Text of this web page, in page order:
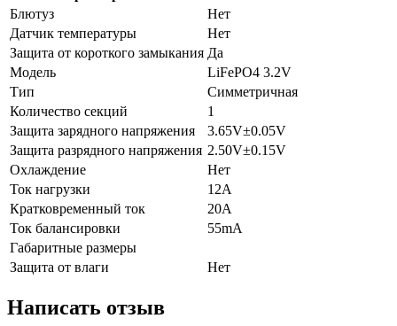
Блютуз
Нет
Датчик температуры
Нет
Защита от короткого замыкания Да
Модель
LiFePO4 3.2V
Тип
Симметричная
Количество секций
1
Защита зарядного напряжения
3.65V±0.05V
Защита разрядного напряжения 2.50V±0.15V
Охлаждение
Нет
Ток нагрузки
12А
Кратковременный ток
20А
Ток балансировки
55mА
Габаритные размеры
Защита от влаги
Нет
Написать отзыв